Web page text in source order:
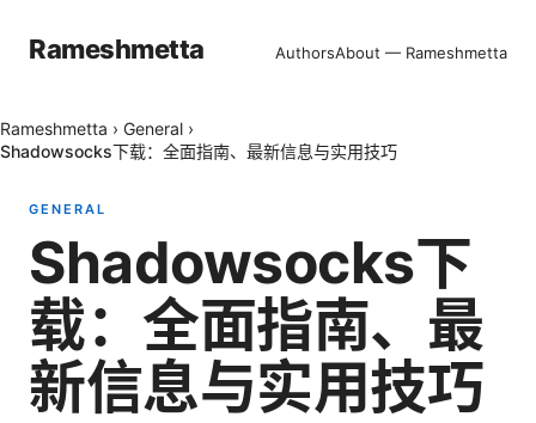
Rameshmetta AuthorsAbout — Rameshmetta
Rameshmetta › General ›
Shadowsocks下载：全面指南、最新信息与实用技巧
GENERAL
Shadowsocks下
载：全面指南、最
新信息与实用技巧